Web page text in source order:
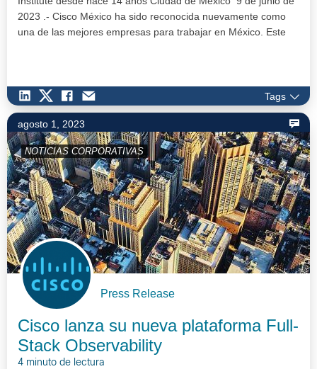
2023 .- Cisco México ha sido reconocida nuevamente como
una de las mejores empresas para trabajar en México. Este
Tags
agosto 1, 2023
NOTICIAS CORPORATIVAS
Press Release
Cisco lanza su nueva plataforma Full-
Stack Observability
4 minuto de lectura